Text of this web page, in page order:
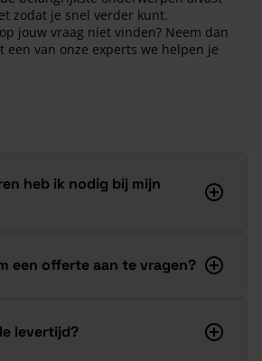
zodat je snel verder kunt.
jouw vraag niet vinden? Neem dan
een van onze experts we helpen je
heb ik nodig bij mijn
een offerte aan te vragen?
levertijd?